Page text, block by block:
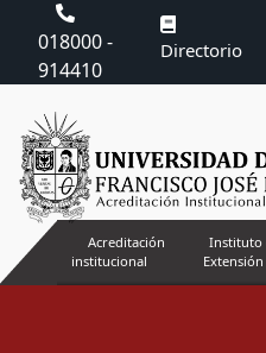
018000 -
914410
Directorio
Acreditación
institucional
Instituto
Extensión